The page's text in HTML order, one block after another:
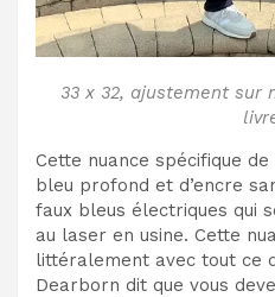
33 x 32, ajustement sur
Cette nuance spécifique
bleu profond et d’encre
faux bleus électriques qui
au laser en usine. Cette
littéralement avec tout ce
Dearborn dit que vous